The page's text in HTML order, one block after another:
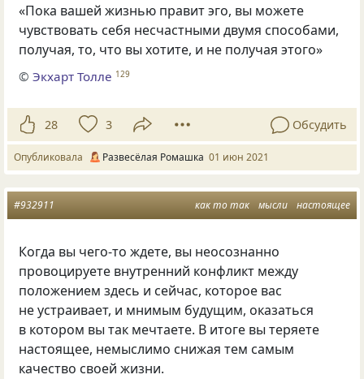
«Пока вашей жизнью правит эго, вы можете
чувствовать себя несчастными двумя способами,
получая, то, что вы хотите, и не получая этого»
©Экхарт Толле 129
28 3 Обсудить
Опубликовала Развесёлая Ромашка 01 июн 2021
как то так мысли настоящее
#932911
Когда вы чего-то ждете, вы неосознанно
провоцируете внутренний конфликт между
положением здесь и сейчас, которое вас
не устраивает, и мнимым будущим, оказаться
в котором вы так мечтаете. В итоге вы теряете
настоящее, немыслимо снижая тем самым
качество своей жизни.